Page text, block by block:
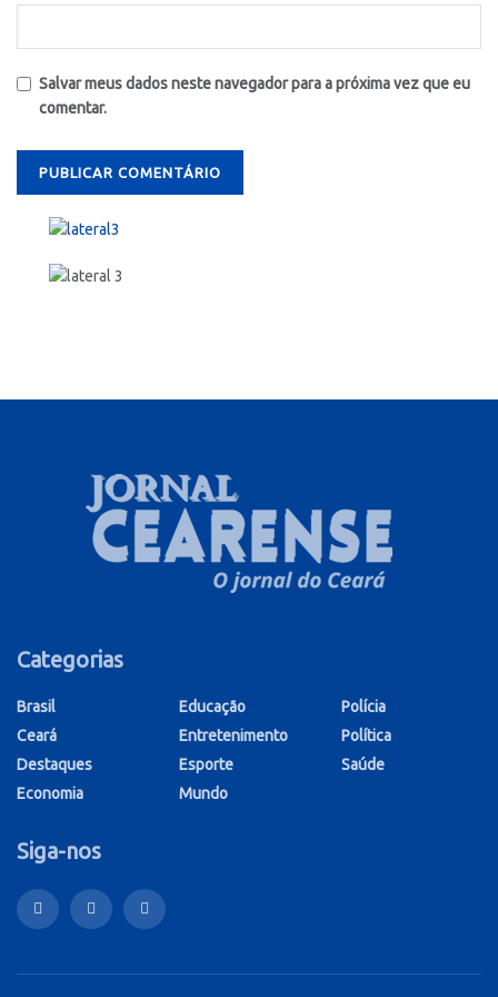
Salvar meus dados neste navegador para a próxima vez que eu
comentar.
Categorias
Brasil
Ceará
Destaques
Economia
Educação
Entretenimento
Esporte
Mundo
Polícia
Política
Saúde
Siga-nos